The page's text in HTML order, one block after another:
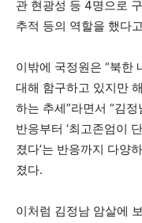
관 현광성 등 4명으로
추적 등의 역할을 했다
이밖에 국정원은 “북한
대해 함구하고 있지만
하는 추세”라면서 “김
반응부터 ‘최고존엄이
졌다’는 반응까지 다양
졌다.
이처럼 김정남 암살에